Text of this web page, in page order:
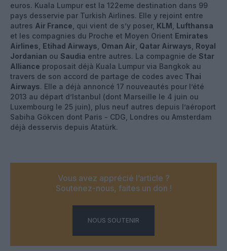
euros. Kuala Lumpur est la 122eme destination dans 99
pays desservie par Turkish Airlines. Elle y rejoint entre
autres Air France , qui vient de s’y poser, KLM Lufthansa
et les compagnies du Proche et Moyen Orient Emirates
Airlines Etihad Airways Oman Air Qatar Airways Royal
Jordanian ou Saudia entre autres. La compagnie de Star
Alliance proposait déjà Kuala Lumpur via Bangkok au
travers de son accord de partage de codes avec Thai
Airways. Elle a déjà annoncé 17 nouveautés pour l’été
2013 au départ d’Istanbul (dont Marseille le 4 juin ou
Luxembourg le 25 juin), plus neuf autres depuis l’aéroport
Sabiha Gökcen dont Paris - CDG, Londres ou Amsterdam
déjà desservis depuis Atatürk.
Vous avez apprécié l’article ?
Soutenez-nous, faites un don !
NOUS SOUTENIR